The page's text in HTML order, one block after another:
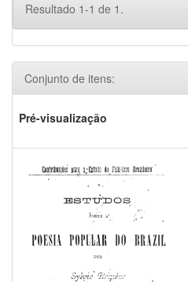
Resultado 1-1 de 1.
Conjunto de itens:
Pré-visualização